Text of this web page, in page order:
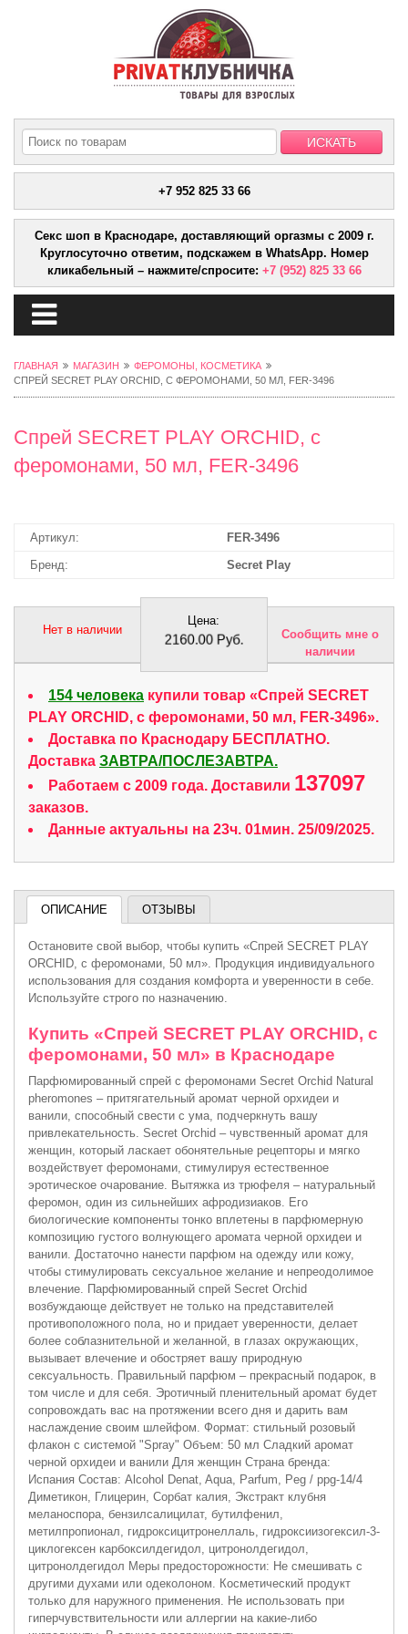
+7 952 825 33 66
Секс шоп в Краснодаре, доставляющий оргазмы с 2009 г.
Круглосуточно ответим, подскажем в WhatsApp. Номер
кликабельный – нажмите/спросите: +7 (952) 825 33 66
ГЛАВНАЯ МАГАЗИН
ФЕРОМОНЫ, КОСМЕТИКА
СПРЕЙ SECRET PLAY ORCHID, С ФЕРОМОНАМИ, 50 МЛ, FER-3496
Спрей SECRET PLAY ORCHID, с
феромонами, 50 мл, FER-3496
Артикул:
FER-3496
Бренд:
Secret Play
Нет в наличии
Сообщить мне о
наличии
Цена:
2160.00 Руб.
154 человека купили товар «Спрей SECRET
PLAY ORCHID, с феромонами, 50 мл, FER-3496».
Доставка по Краснодару БЕСПЛАТНО.
Доставка ЗАВТРА/ПОСЛЕЗАВТРА.
Работаем с 2009 года. Доставили 137097
заказов.
Данные актуальны на 23ч. 01мин. 25/09/2025.
ОПИСАНИЕ ОТЗЫВЫ
Остановите свой выбор, чтобы купить «Спрей SECRET PLAY
ORCHID, с феромонами, 50 мл». Продукция индивидуального
использования для создания комфорта и уверенности в себе.
Используйте строго по назначению.
Купить «Спрей SECRET PLAY ORCHID, с
феромонами, 50 мл» в Краснодаре
Парфюмированный спрей с феромонами Secret Orchid Natural
pheromones – притягательный аромат черной орхидеи и
ванили, способный свести с ума, подчеркнуть вашу
привлекательность. Secret Orchid – чувственный аромат для
женщин, который ласкает обонятельные рецепторы и мягко
воздействует феромонами, стимулируя естественное
эротическое очарование. Вытяжка из трюфеля – натуральный
феромон, один из сильнейших афродизиаков. Его
биологические компоненты тонко вплетены в парфюмерную
композицию густого волнующего аромата черной орхидеи и
ванили. Достаточно нанести парфюм на одежду или кожу,
чтобы стимулировать сексуальное желание и непреодолимое
влечение. Парфюмированный спрей Secret Orchid
возбуждающе действует не только на представителей
противоположного пола, но и придает уверенности, делает
более соблазнительной и желанной, в глазах окружающих,
вызывает влечение и обостряет вашу природную
сексуальность. Правильный парфюм – прекрасный подарок, в
том числе и для себя. Эротичный пленительный аромат будет
сопровождать вас на протяжении всего дня и дарить вам
наслаждение своим шлейфом. Формат: стильный розовый
флакон с системой "Spray" Объем: 50 мл Сладкий аромат
черной орхидеи и ванили Для женщин Страна бренда:
Испания Состав: Alcohol Denat, Aqua, Parfum, Peg / ppg-14/4
Диметикон, Глицерин, Сорбат калия, Экстракт клубня
меланоспора, бензилсалицилат, бутилфенил,
метилпропионал, гидроксицитронеллаль, гидроксиизогексил-3-
циклогексен карбоксилдегидол, цитронолдегидол,
цитронолдегидол Меры предосторожности: Не смешивать с
другими духами или одеколоном. Косметический продукт
только для наружного применения. Не использовать при
гиперчувствительности или аллергии на какие-либо